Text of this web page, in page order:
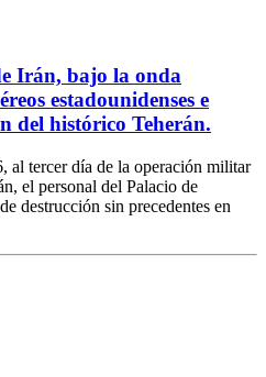
Irán, bajo la onda
estadounidenses e
del histórico Teherán.
al tercer día de la operación militar
el personal del Palacio de
destrucción sin precedentes en